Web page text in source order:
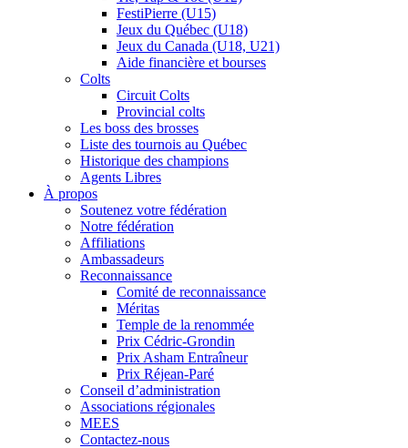
FestiPierre (U15)
Jeux du Québec (U18)
Jeux du Canada (U18, U21)
Aide financière et bourses
Colts
Circuit Colts
Provincial colts
Les boss des brosses
Liste des tournois au Québec
Historique des champions
Agents Libres
À propos
Soutenez votre fédération
Notre fédération
Affiliations
Ambassadeurs
Reconnaissance
Comité de reconnaissance
Méritas
Temple de la renommée
Prix Cédric-Grondin
Prix Asham Entraîneur
Prix Réjean-Paré
Conseil d’administration
Associations régionales
MEES
Contactez-nous